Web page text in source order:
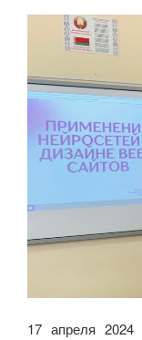
17 апреля 2024